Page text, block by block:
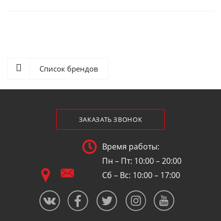
Список брендов
ЗАКАЗАТЬ ЗВОНОК
Время работы:
Пн – Пт: 10:00 – 20:00
Сб – Вс: 10:00 – 17:00